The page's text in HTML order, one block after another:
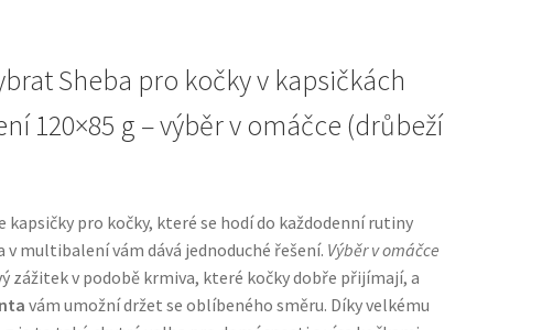
Sheba pro kočky v kapsičkách
120×85 g – výběr v omáčce (drůbeží
kapsičky pro kočky, které se hodí do každodenní rutiny
v multibalení vám dává jednoduché řešení. Výběr v omáčce
zážitek v podobě krmiva, které kočky dobře přijímají, a
vám umožní držet se oblíbeného směru. Díky velkému